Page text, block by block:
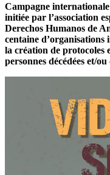
Campagne
initiée par l’association
Derechos Humanos de
centaine
la création de protocoles
personnes décédées et/